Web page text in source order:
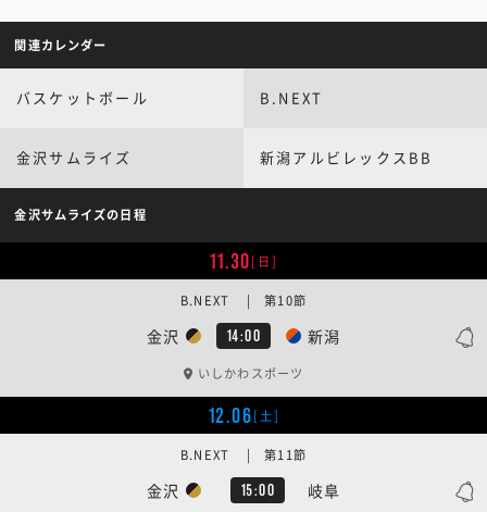
関連カレンダー
バスケットボール B.NEXT
金沢サムライズ 新潟アルビレックスBB
金沢サムライズの日程
11.30[日]
金沢 14:00 新潟
B.NEXT | 第10節
いしかわスポーツ
12.06[土]
金沢 15:00 岐阜
B.NEXT | 第11節